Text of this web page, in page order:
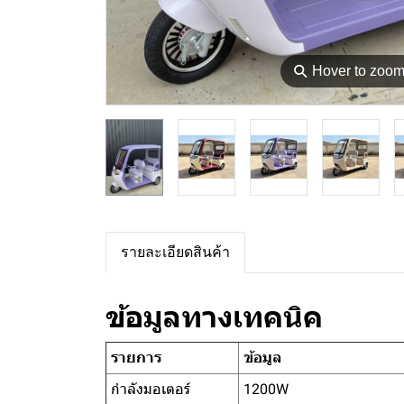
⚲ Hover to zoom
รายละเอียดสินค้า
ข้อมูลทางเทคนิค
รายการ
ข้อมูล
กำลังมอเตอร์
1200W